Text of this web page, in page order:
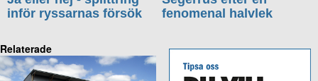
inför ryssarnas försök
fenomenal halvlek
Relaterade